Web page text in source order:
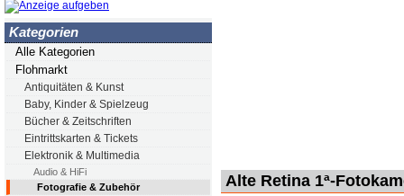
Kategorien
Alle Kategorien
Flohmarkt
Antiquitäten & Kunst
Baby, Kinder & Spielzeug
Bücher & Zeitschriften
Eintrittskarten & Tickets
Elektronik & Multimedia
Audio & HiFi
Fotografie & Zubehör
Alte Retina 1ª-